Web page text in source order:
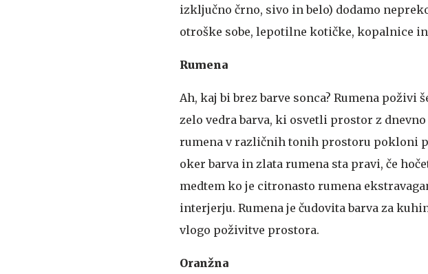
izključno črno, sivo in belo) dodamo
otroške sobe, lepotilne kotičke, kopalnice
Rumena
Ah, kaj bi brez barve sonca? Rumena poživi
zelo vedra barva, ki osvetli prostor z
rumena v različnih tonih prostoru pokloni
oker barva in zlata rumena sta pravi, če
medtem ko je citronasto rumena
interjerju. Rumena je čudovita barva za
vlogo poživitve prostora.
Oranžna